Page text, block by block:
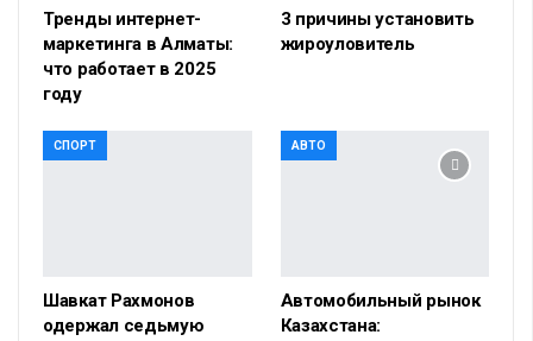
Тренды интернет-
маркетинга в Алматы:
что работает в 2025
году
3 причины установить
жироуловитель
СПОРТ
Шавкат Рахмонов
одержал седьмую
АВТО
Автомобильный рынок
Казахстана: